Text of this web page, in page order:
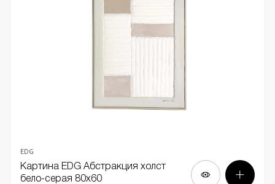
EDG
Картина EDG Абстракция холст
бело-серая 80х60